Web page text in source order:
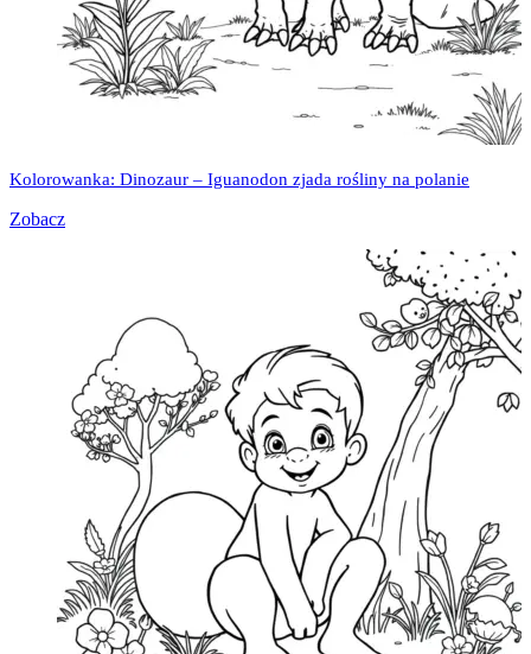
Kolorowanka: Dinozaur – Iguanodon zjada rośliny na polanie
Zobacz